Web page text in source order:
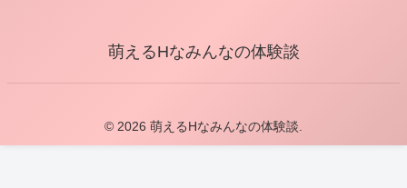
萌えるHなみんなの体験談
© 2026 萌えるHなみんなの体験談.